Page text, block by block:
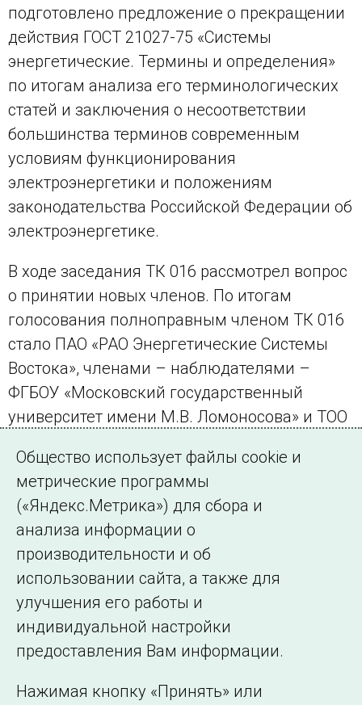
подготовлено предложение о прекращении
действия ГОСТ 21027-75 «Системы
энергетические. Термины и определения»
по итогам анализа его терминологических
статей и заключения о несоответствии
большинства терминов современным
условиям функционирования
электроэнергетики и положениям
законодательства Российской Федерации об
электроэнергетике.
В ходе заседания ТК 016 рассмотрел вопрос
о принятии новых членов. По итогам
голосования полноправным членом ТК 016
стало ПАО «РАО Энергетические Системы
Востока», членами – наблюдателями –
ФГБОУ «Московский государственный
университет имени М.В. Ломоносова» и ТОО
завод» (Республик Казахстан).
← Все публикации
Подписаться на новости
©2005–2026 АО «СО ЕЭС»
Филиалы и
представительства
Общество использует файлы cookie и
метрические программы
(«Яндекс.Метрика») для сбора и
анализа информации о
производительности и об
использовании сайта, а также для
улучшения его работы и
индивидуальной настройки
предоставления Вам информации.
Нажимая кнопку «Принять» или